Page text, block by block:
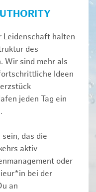
Leidenschaft halten
des
Wir sind mehr als
Ideen
jeden Tag ein
das die
aktiv
oder
bei der
an